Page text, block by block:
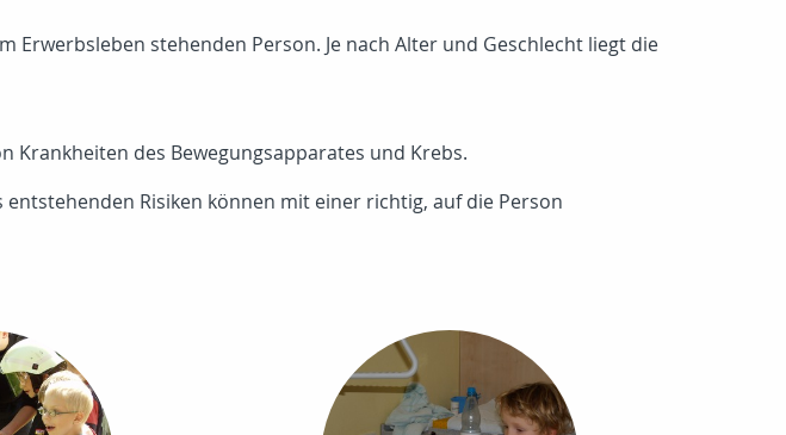
stehenden Person. Je nach Alter und Geschlecht liegt die
Krankheiten des Bewegungsapparates und Krebs.
Risiken können mit einer richtig, auf die Person